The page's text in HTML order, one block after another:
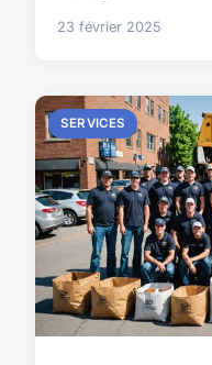
23 février 2025
SERVICES